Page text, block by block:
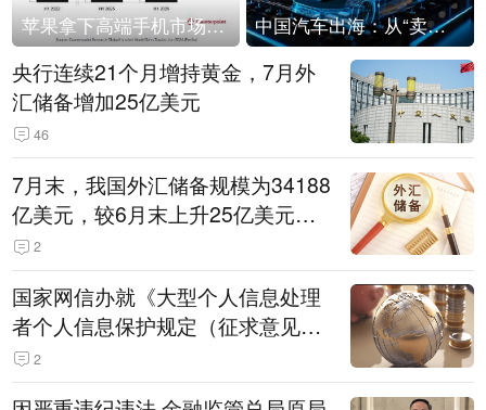
苹果拿下高端手机市场65%的份额：iPhone 17系列功不可没 中国汽车出海：从“卖出去”到“走进去”
央行连续21个月增持黄金，7月外
汇储备增加25亿美元
46
7月末，我国外汇储备规模为34188
亿美元，较6月末上升25亿美元，
升幅为0.07%
2
国家网信办就《大型个人信息处理
者个人信息保护规定（征求意见
稿）》公开征求意见
2